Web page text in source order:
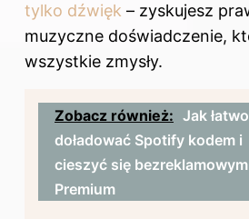
tylko dźwięk – zyskujesz
muzyczne doświadczenie,
wszystkie zmysły.
Zobacz również: Jak łatwo
doładować Spotify kodem i
cieszyć się bezreklamowym
Premium